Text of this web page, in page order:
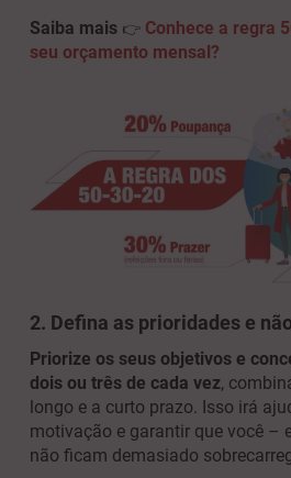
Saiba mais 👉 Conhece a regra
seu orçamento mensal?
2. Defina as prioridades e
Priorize os seus objetivos e
dois ou três de cada vez,
longo e a curto prazo. Isso irá
motivação e garantir que você –
não ficam demasiado